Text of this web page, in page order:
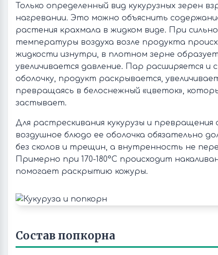
Только определенный вид кукурузных зерен
нагревании. Это можно объяснить
растения крахмала в жидком виде. При
температуры воздуха возле продукта
жидкости изнутри, в плотном зерне
увеличивается давление. Пар расширяется и
оболочку, продукт раскрывается,
превращаясь в белоснежный «цветок»,
застывает.
Для растрескивания кукурузы и превращения
воздушное блюдо ее оболочка обязательно
без сколов и трещин, а внутренность не
Примерно при 170-180°C происходит
помогает раскрытию кожуры.
Состав попкорна